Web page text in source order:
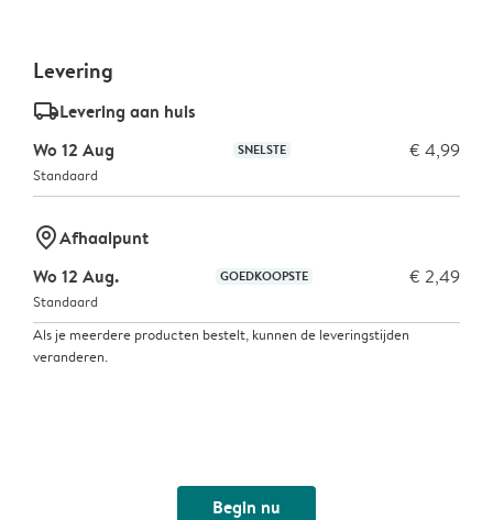
Levering
delivery_standard_v2Levering aan huis
Wo 12 Aug
SNELSTE € 4,99
Standaard
marker-pinAfhaalpunt
Wo 12 Aug.
GOEDKOOPSTE € 2,49
Standaard
Als je meerdere producten bestelt, kunnen de leveringstijden
veranderen.
Begin nu